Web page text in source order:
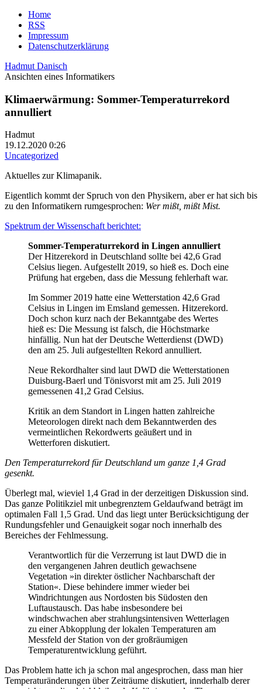
Home
RSS
Impressum
Datenschutzerklärung
Hadmut Danisch
Ansichten eines Informatikers
Klimaerwärmung: Sommer-Temperaturrekord
annulliert
Hadmut
19.12.2020 0:26
Uncategorized
Aktuelles zur Klimapanik.
Eigentlich kommt der Spruch von den Physikern, aber er hat sich bis
zu den Informatikern rumgesprochen: Wer mißt, mißt Mist.
Spektrum der Wissenschaft berichtet:
Sommer-Temperaturrekord in Lingen annulliert
Der Hitzerekord in Deutschland sollte bei 42,6 Grad
Celsius liegen. Aufgestellt 2019, so hieß es. Doch eine
Prüfung hat ergeben, dass die Messung fehlerhaft war.
Im Sommer 2019 hatte eine Wetterstation 42,6 Grad
Celsius in Lingen im Emsland gemessen. Hitzerekord.
Doch schon kurz nach der Bekanntgabe des Wertes
hieß es: Die Messung ist falsch, die Höchstmarke
hinfällig. Nun hat der Deutsche Wetterdienst (DWD)
den am 25. Juli aufgestellten Rekord annulliert.
Neue Rekordhalter sind laut DWD die Wetterstationen
Duisburg-Baerl und Tönisvorst mit am 25. Juli 2019
gemessenen 41,2 Grad Celsius.
Kritik an dem Standort in Lingen hatten zahlreiche
Meteorologen direkt nach dem Bekanntwerden des
vermeintlichen Rekordwerts geäußert und in
Wetterforen diskutiert.
Den Temperaturrekord für Deutschland um ganze 1,4 Grad
gesenkt.
Überlegt mal, wieviel 1,4 Grad in der derzeitigen Diskussion sind.
Das ganze Politikziel mit unbegrenztem Geldaufwand beträgt im
optimalen Fall 1,5 Grad. Und das liegt unter Berücksichtigung der
Rundungsfehler und Genauigkeit sogar noch innerhalb des
Bereiches der Fehlmessung.
Verantwortlich für die Verzerrung ist laut DWD die in
den vergangenen Jahren deutlich gewachsene
Vegetation »in direkter östlicher Nachbarschaft der
Station«. Diese behindere immer wieder bei
Windrichtungen aus Nordosten bis Südosten den
Luftaustausch. Das habe insbesondere bei
windschwachen aber strahlungsintensiven Wetterlagen
zu einer Abkopplung der lokalen Temperaturen am
Messfeld der Station von der großräumigen
Temperaturentwicklung geführt.
Das Problem hatte ich ja schon mal angesprochen, dass man hier
Temperaturänderungen über Zeiträume diskutiert, innderhalb derer